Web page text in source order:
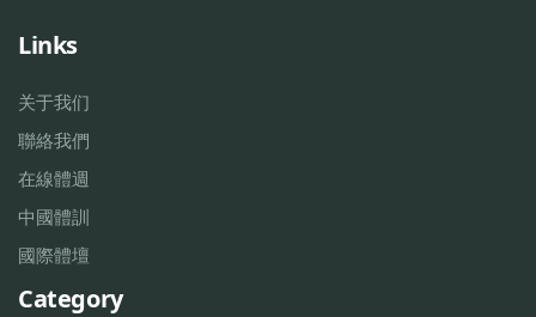
Links
关于我们
聯絡我們
在線體週
中國體訓
國際體壇
Category